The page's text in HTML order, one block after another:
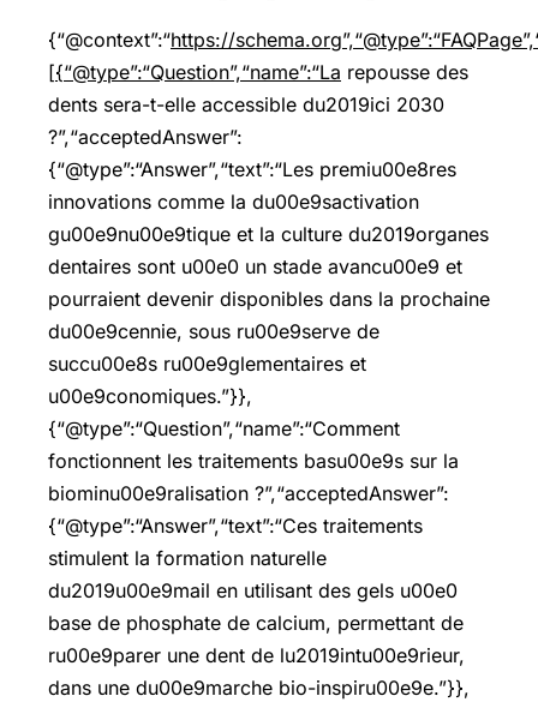
{“@context”:“https://
[{“@type”:“Question”,“name”:“La repousse des
dents sera-t-elle accessible du2019ici 2030
?”,“acceptedAnswer”:
{“@type”:“Answer”,“text”:“Les premiu00e8res
innovations comme la du00e9sactivation
gu00e9nu00e9tique et la culture du2019organes
dentaires sont u00e0 un stade avancu00e9 et
pourraient devenir disponibles dans la prochaine
du00e9cennie, sous ru00e9serve de
succu00e8s ru00e9glementaires et
u00e9conomiques.”}},
{“@type”:“Question”,“name”:“Comment
fonctionnent les traitements basu00e9s sur la
biominu00e9ralisation ?”,“acceptedAnswer”:
{“@type”:“Answer”,“text”:“Ces traitements
stimulent la formation naturelle
du2019u00e9mail en utilisant des gels u00e0
base de phosphate de calcium, permettant de
ru00e9parer une dent de lu2019intu00e9rieur,
dans une du00e9marche bio-inspiru00e9e.”}},